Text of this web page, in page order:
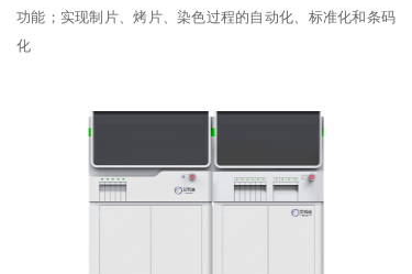
功能；实现制片、烤片、染色过程的自动化、标准化和条码
化